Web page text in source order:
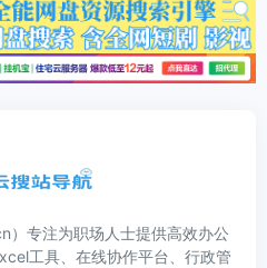
）专注为职场人士提供高效办公
工具、在线协作平台、行政管